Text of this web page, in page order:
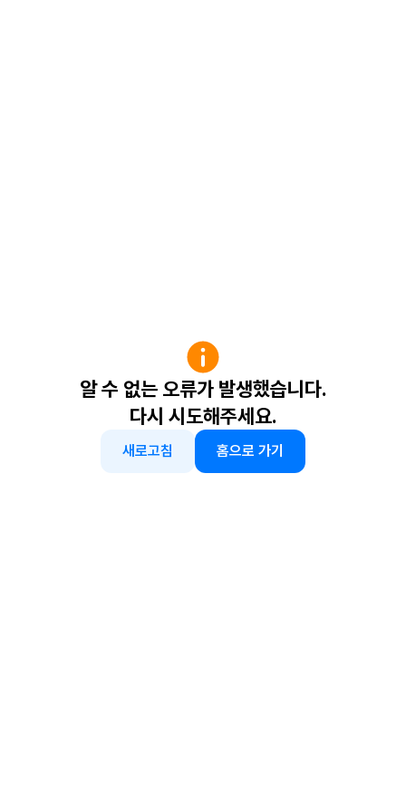
알 수 없는 오류가 발생했습니다.
다시 시도해주세요.
새로고침 홈으로 가기